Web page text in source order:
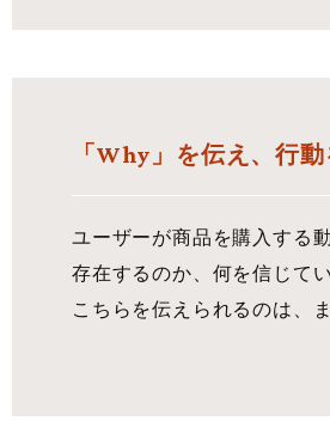
「Why」を伝え、行
ユーザーが商品を購入する
存在するのか、何を信じて
こちらを伝えられるのは、